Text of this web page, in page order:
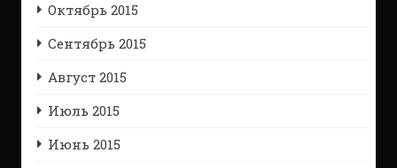
Октябрь 2015
Сентябрь 2015
Август 2015
Июль 2015
Июнь 2015